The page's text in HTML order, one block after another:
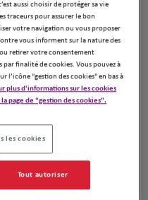
Itinéraire
aussi choisir de protéger sa vie
traceurs pour assurer le bon
votre navigation ou vous proposer
vous informent sur la nature des
retirer votre consentement
finalité de cookies. Vous pouvez à
"gestion des cookies" en bas à
plus d'informations sur les cookies
page de "gestion des cookies".
les cookies
Tout autoriser